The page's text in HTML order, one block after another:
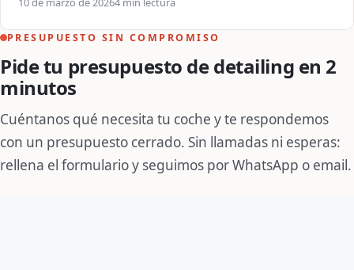
PRESUPUESTO SIN COMPROMISO
Pide tu presupuesto de detailing en 2
minutos
Cuéntanos qué necesita tu coche y te respondemos
con un presupuesto cerrado. Sin llamadas ni esperas:
rellena el formulario y seguimos por WhatsApp o email.